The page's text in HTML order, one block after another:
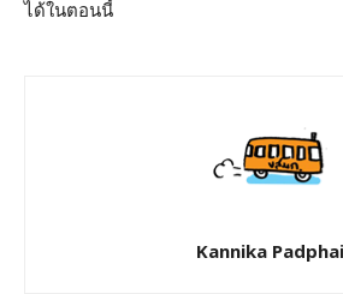
ได้ในตอนนี้
Kannika Padphai